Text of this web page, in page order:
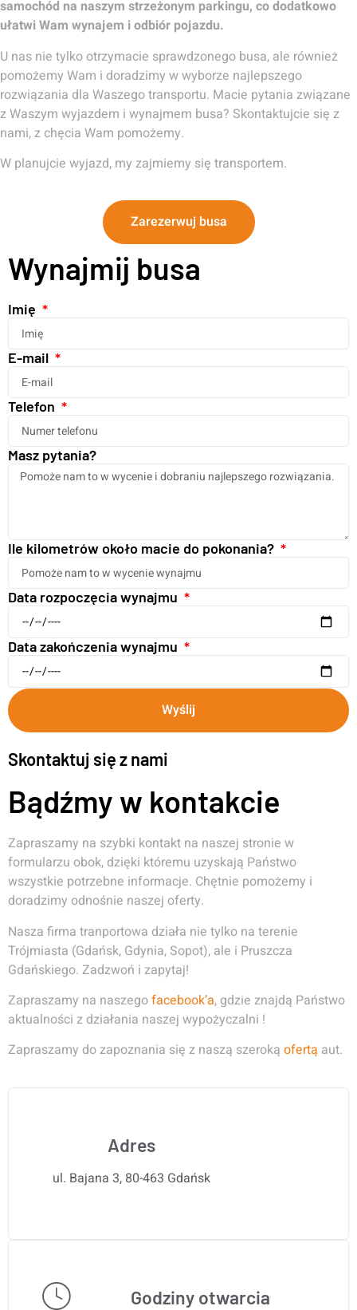
samochód na naszym strzeżonym parkingu, co dodatkowo
ułatwi Wam wynajem i odbiór pojazdu.
U nas nie tylko otrzymacie sprawdzonego busa, ale również
pomożemy Wam i doradzimy w wyborze najlepszego
rozwiązania dla Waszego transportu. Macie pytania związane
z Waszym wyjazdem i wynajmem busa? Skontaktujcie się z
nami, z chęcia Wam pomożemy.
W planujcie wyjazd, my zajmiemy się transportem.
Zarezerwuj busa
Skontaktuj się z nami
Bądźmy w kontakcie
Zapraszamy na szybki kontakt na naszej stronie w
formularzu obok, dzięki któremu uzyskają Państwo
wszystkie potrzebne informacje. Chętnie pomożemy i
doradzimy odnośnie naszej oferty.
Nasza firma tranportowa działa nie tylko na terenie
Trójmiasta (Gdańsk, Gdynia, Sopot), ale i Pruszcza
Gdańskiego. Zadzwoń i zapytaj!
Zapraszamy na naszegofacebook’a, gdzie znajdą Państwo
aktualności z działania naszej wypożyczalni !
Zapraszamy do zapoznania się z naszą szeroką ofertą aut.
Adres
ul. Bajana 3, 80-463 Gdańsk
Godziny otwarcia
Wynajmij busa
Imię
E-mail
Telefon
Masz pytania?
Ile kilometrów około macie do pokonania?
Data rozpoczęcia wynajmu
Data zakończenia wynajmu
Wyślij